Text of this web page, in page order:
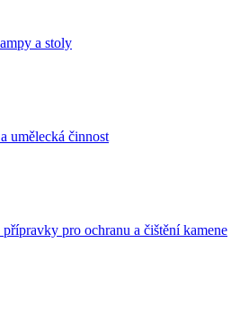
a stoly
umělecká činnost
pro ochranu a čištění kamene